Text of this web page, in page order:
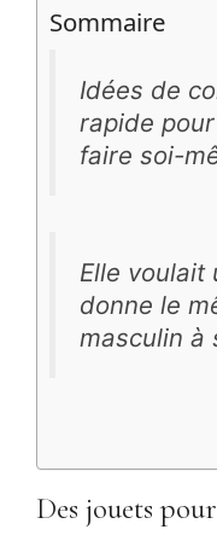
Sommaire
Idées de
rapide
faire soi-
Elle voulait
donne le
masculin à
Des jouets